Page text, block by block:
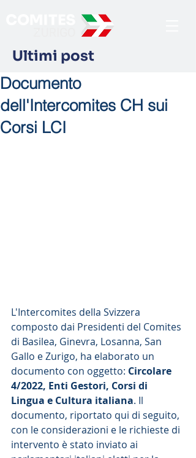
Ultimi post
Documento
dell'Intercomites CH sui
Corsi LCI
L'Intercomites della Svizzera
composto dai Presidenti del Comites
di Basilea, Ginevra, Losanna, San
Gallo e Zurigo, ha elaborato un
documento con oggetto: Circolare
4/2022, Enti Gestori, Corsi di
Lingua e Cultura italiana. Il
documento, riportato qui di seguito,
con le considerazioni e le richieste di
intervento è stato inviato ai